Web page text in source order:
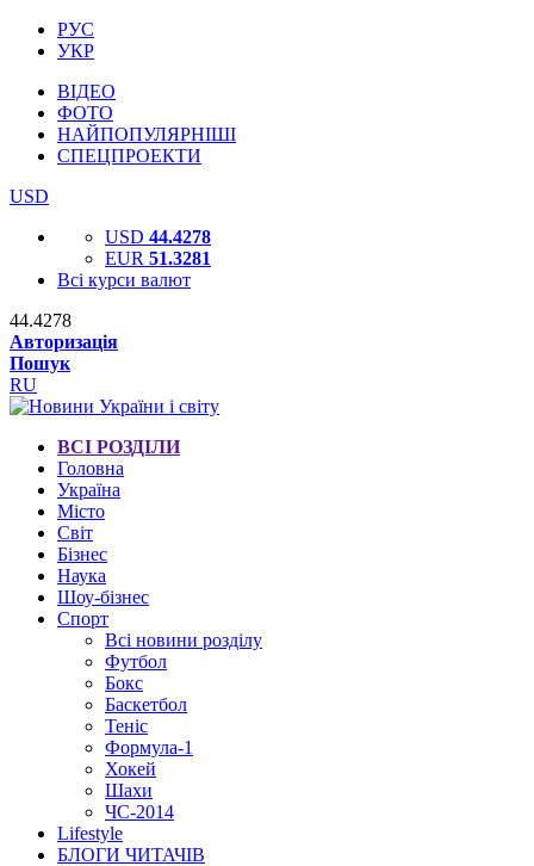
РУС
УКР
ВІДЕО
ФОТО
НАЙПОПУЛЯРНІШІ
СПЕЦПРОЕКТИ
USD
USD 44.4278
EUR 51.3281
Всі курси валют
44.4278
Авторизація
Пошук
RU
ВСІ РОЗДІЛИ
Головна
Україна
Місто
Світ
Бізнес
Наука
Шоу-бізнес
Спорт
Всі новини розділу
Футбол
Бокс
Баскетбол
Теніс
Формула-1
Хокей
Шахи
ЧС-2014
Lifestyle
БЛОГИ ЧИТАЧІВ